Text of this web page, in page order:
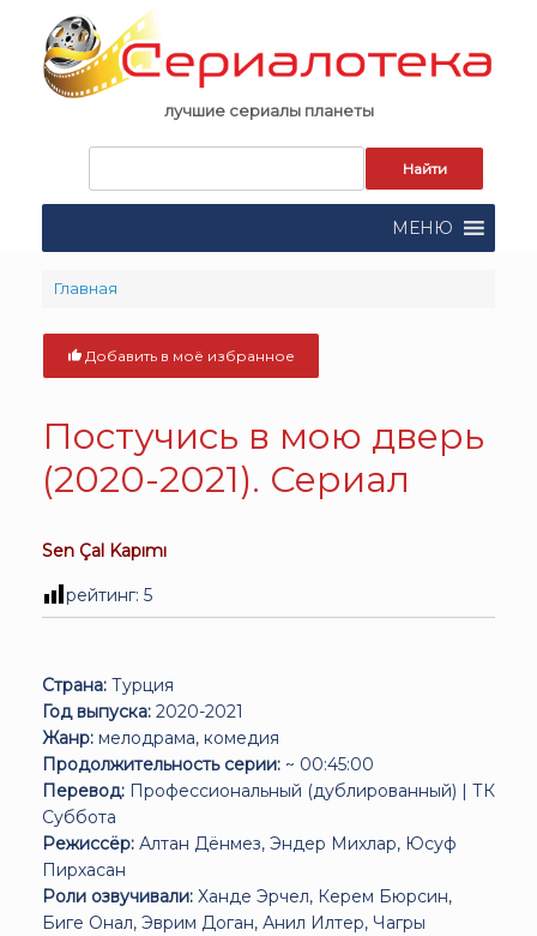
content
лучшие сериалы планеты
поиска:
МЕНЮ
Главная
Добавить в моё избранное
Постучись в мою дверь
(2020-2021). Сериал
Sen Çal Kapımı
рейтинг: 5
Страна: Турция
Год выпуска: 2020-2021
Жанр: мелодрама, комедия
Продолжительность серии: ~ 00:45:00
Перевод: Профессиональный (дублированный) | ТК
Суббота
Режиссёр: Алтан Дёнмез, Эндер Михлар, Юсуф
Пирхасан
Роли озвучивали: Ханде Эрчел, Керем Бюрсин,
Биге Онал, Эврим Доган, Анил Илтер, Чагры